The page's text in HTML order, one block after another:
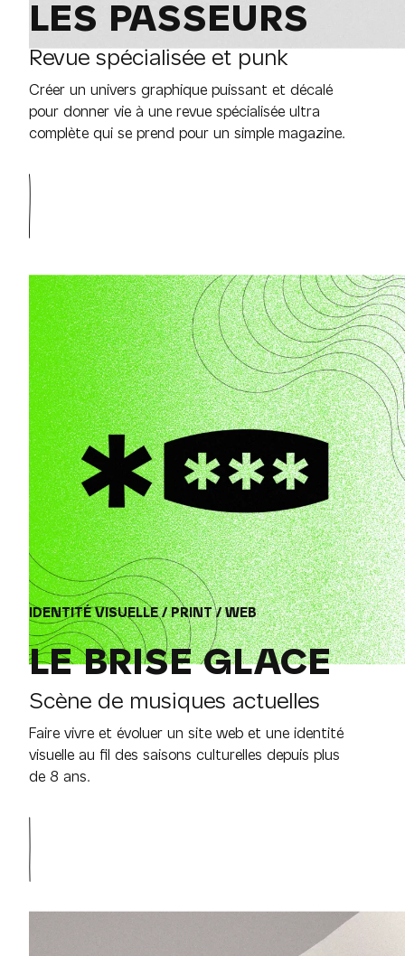
LES PASSEURS
Revue spécialisée et punk
Créer un univers graphique puissant et décalé
pour donner vie à une revue spécialisée ultra
complète qui se prend pour un simple magazine.
IDENTITÉ VISUELLE / PRINT / WEB
LE BRISE GLACE
Scène de musiques actuelles
Faire vivre et évoluer un site web et une identité
visuelle au fil des saisons culturelles depuis plus
de 8 ans.